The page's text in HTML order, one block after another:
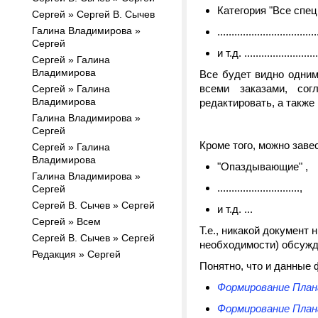
Сергей » Cергей В. Сычев
Галина Владимирова »
Сергей
Сергей » Галина
Владимирова
Сергей » Галина
Владимирова
Галина Владимирова »
Сергей
Сергей » Галина
Владимирова
Галина Владимирова »
Сергей
Сергей В. Сычев » Сергей
Сергей » Всем
Сергей В. Сычев » Сергей
Редакция » Сергей
Категория "Все
и т.д.
Все будет видно
всеми заказами,
редактировать, а
Кроме того, можно
"Опаздывающие" ,
.............................,
и т.д. ...
Т.е., никакой документ
необходимости)
Понятно, что и данные
Формирование
Формирование